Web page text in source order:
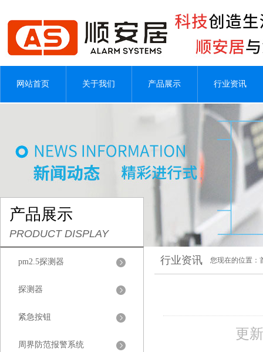
网站首页 关于我们 产品展示 行业资讯
产品展示
PRODUCT DISPLAY
pm2.5探测器
探测器
紧急按钮
周界防范报警系统
行业资讯 您现在的位置：
更